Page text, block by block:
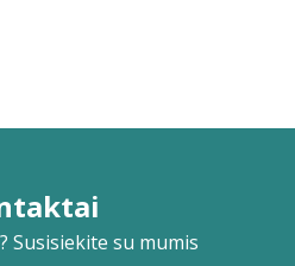
Susisiekite su mumis